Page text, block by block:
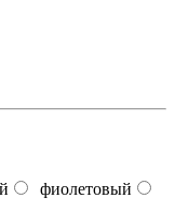
фиолетовый